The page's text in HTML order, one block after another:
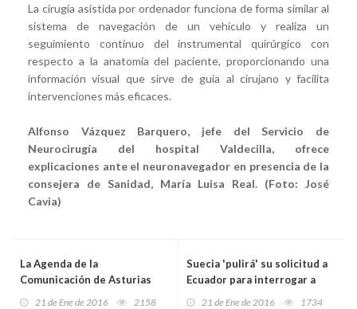
La cirugía asistida por ordenador funciona de forma similar al
sistema de navegación de un vehículo y realiza un
seguimiento continuo del instrumental quirúrgico con
respecto a la anatomía del paciente, proporcionando una
información visual que sirve de guía al cirujano y facilita
intervenciones más eficaces.
Alfonso Vázquez Barquero, jefe del Servicio de
Neurocirugía del hospital Valdecilla, ofrece
explicaciones ante el neuronavegador en presencia de la
consejera de Sanidad, María Luisa Real. (Foto: José
Cavia)
La Agenda de la
Comunicación de Asturias
21 de Ene de 2016 2158
Suecia 'pulirá' su solicitud a
Ecuador para interrogar a
21 de Ene de 2016 1734